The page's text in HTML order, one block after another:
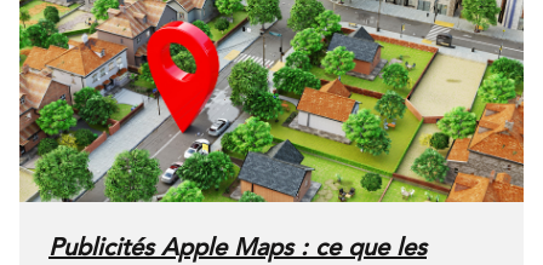
Publicités Apple Maps : ce que les